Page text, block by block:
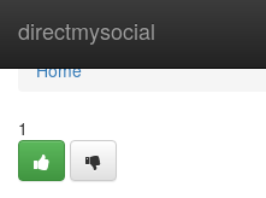
directmysocial
Home
Home
1